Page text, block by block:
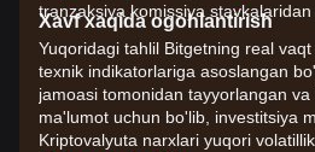
tranzaksiya komissiya
Xavf xaqida ogohlantirish
Yuqoridagi tahlil Bitgetning real
texnik indikatorlariga asoslangan
jamoasi tomonidan tayyorlangan
ma'lumot uchun bo'lib, investitsiya
Kriptovalyuta narxlari yuqori